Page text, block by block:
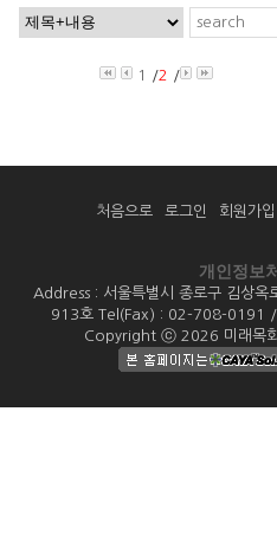
1
/2 /
처음으로 로그인 회원가입
개인정보
Address : 서울특별시 종로구 김상옥
913호 Tel(Fax) : 02-708-0191
Copyright ⓒ 2026 미래목